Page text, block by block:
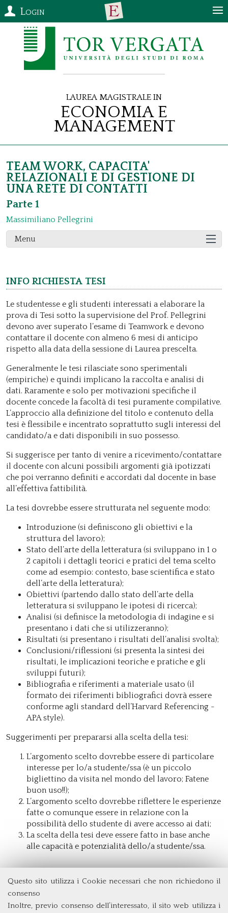
Questo sito utilizza i Cookie necessari che non richiedono il
consenso
Inoltre, previo consenso dell’interessato, il sito web utilizza i
Login
Laurea Magistrale in
Economia e
Management
TEAM WORK, CAPACITA'
RELAZIONALI E DI GESTIONE DI
UNA RETE DI CONTATTI
Parte 1
Massimiliano Pellegrini
Menu
Info richiesta tesi
Le studentesse e gli studenti interessati a elaborare la
prova di Tesi sotto la supervisione del Prof. Pellegrini
devono aver superato l’esame di Teamwork e devono
contattare il docente con almeno 6 mesi di anticipo
rispetto alla data della sessione di Laurea prescelta.
Generalmente le tesi rilasciate sono sperimentali
(empiriche) e quindi implicano la raccolta e analisi di
dati. Raramente e solo per motivazioni specifiche il
docente concede la facoltà di tesi puramente compilative.
L’approccio alla definizione del titolo e contenuto della
tesi è flessibile e incentrato soprattutto sugli interessi del
candidato/a e dati disponibili in suo possesso.
Si suggerisce per tanto di venire a ricevimento/contattare
il docente con alcuni possibili argomenti già ipotizzati
che poi verranno definiti e accordati dal docente in base
all’effettiva fattibilità.
La tesi dovrebbe essere strutturata nel seguente modo:
Introduzione (si definiscono gli obiettivi e la
struttura del lavoro);
Stato dell’arte della letteratura (si sviluppano in 1 o
2 capitoli i dettagli teorici e pratici del tema scelto
come ad esempio: contesto, base scientifica e stato
dell’arte della letteratura);
Obiettivi (partendo dallo stato dell’arte della
letteratura si sviluppano le ipotesi di ricerca);
Analisi (si definisce la metodologia di indagine e si
presentano i dati che si utilizzeranno);
Risultati (si presentano i risultati dell’analisi svolta);
Conclusioni/riflessioni (si presenta la sintesi dei
risultati, le implicazioni teoriche e pratiche e gli
sviluppi futuri);
Bibliografia e riferimenti a materiale usato (il
formato dei riferimenti bibliografici dovrà essere
conforme agli standard dell’Harvard Referencing -
APA style).
Suggerimenti per prepararsi alla scelta della tesi:
L’argomento scelto dovrebbe essere di particolare
interesse per lo/a studente/ssa (è un piccolo
bigliettino da visita nel mondo del lavoro; Fatene
buon uso!!);
L’argomento scelto dovrebbe riflettere le esperienze
fatte o comunque essere in relazione con la
possibilità dello studente di avere accesso ai dati;
La scelta della tesi deve essere fatto in base anche
alle capacità e potenzialità dello/a studente/ssa.
Università degli Studi di Roma Tor Vergata